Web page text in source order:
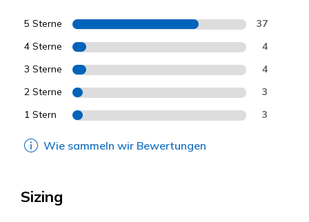
5 Sterne 37
4 Sterne 4
3 Sterne 4
2 Sterne 3
1 Stern 3
Wie sammeln wir Bewertungen
Sizing